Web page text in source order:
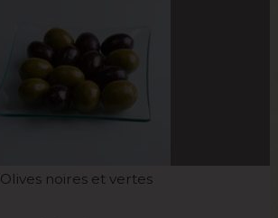
Olives noires et vertes